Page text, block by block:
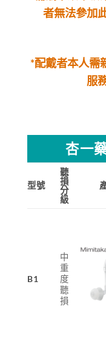
者無法參加
*配戴者本人需
服
杏一
型號
聽
損
分
級
B1
中
重
度
聽
損